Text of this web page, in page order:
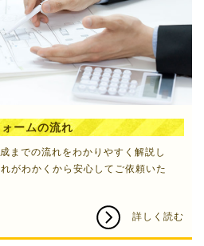
ームの流れ
までの流れをわかりやすく解説し
がわかくから安心してご依頼いた
詳しく読む